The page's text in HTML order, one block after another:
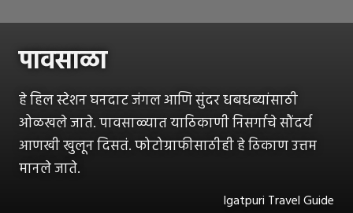
पावसाळा
हे हिल स्टेशन घनदाट जंगल आणि सुंदर धबधब्यांसाठी
ओळखले जाते. पावसाळ्यात याठिकाणी निसर्गाचे सौंदर्य
आणखी खुलून दिसतं. फोटोग्राफीसाठीही हे ठिकाण उत्तम
मानले जाते.
Igatpuri Travel Guide